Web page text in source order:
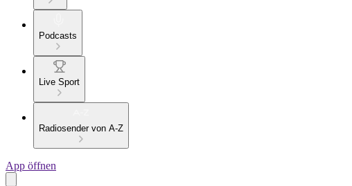
Podcasts
Live Sport
Radiosender von A-Z
App öffnen